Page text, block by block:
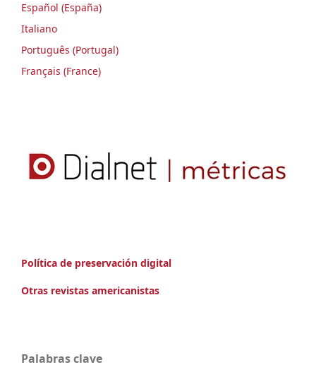
Español (España)
Italiano
Português (Portugal)
Français (France)
Política de preservación digital
Otras revistas americanistas
Palabras clave